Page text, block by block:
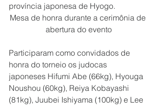
província japonesa de Hyogo.
Mesa de honra durante a cerimônia de
abertura do evento
Participaram como convidados de
honra do torneio os judocas
japoneses Hifumi Abe (66kg), Hyouga
Noushou (60kg), Reiya Kobayashi
(81kg), Juubei Ishiyama (100kg) e Lee